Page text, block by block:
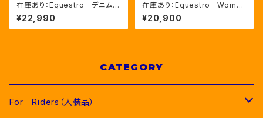
在庫あり：Equestro デニム
馬場馬術用ゼッケン 2色（ETH
09085）
¥22,990
在庫あり：Equestro Wome
n’ｓ メッシュインサート フル
グリップレギンス（ETW00170）
¥20,900
CATEGORY
For Riders（人装品）